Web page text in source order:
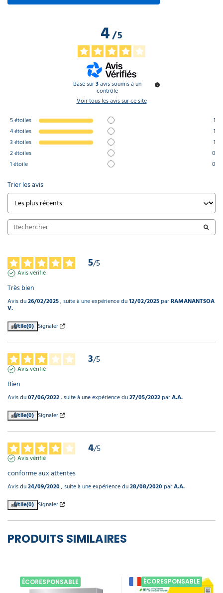
PRODUITS SIMILAIRES
ÉCORESPONSABLE ÉCORESPONSABLE
4/5
Basé sur3avis soumis à un
contrôle
Voir tous les avis sur ce site
5étoiles
1
4étoiles
1
3 étoiles
1
2étoiles
0
1 étoile 0
Trier les avis
5/5
Avis vérifié
Très bien
Avis du26/02/2025, suite à une expérience du12/02/2025parRAMANANTSOA
V.
Utile(0) Signaler
3/5
Avis vérifié
Bien
Avis du07/06/2022, suite à une expérience du27/05/2022parA.A.
Utile(0) Signaler
4/5
Avis vérifié
conforme aux attentes
Avis du24/09/2020 , suite à une expérience du28/08/2020 parA.A.
Utile(0) Signaler